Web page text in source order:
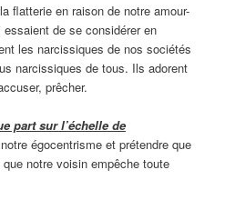
flatterie en raison de notre amour-
de se considérer en
les narcissiques de nos sociétés
narcissiques de tous. Ils adorent
prêcher.
part sur l’échelle de
égocentrisme et prétendre que
notre voisin empêche toute